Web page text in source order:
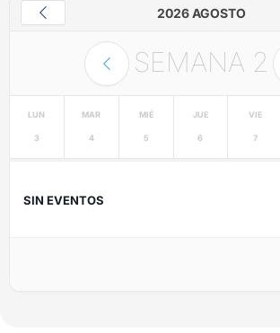
2026 AGOSTO
SEMANA 2
LUN
3
MAR
4
MIÉ
5
JUE
6
VIE
7
SIN EVENTOS